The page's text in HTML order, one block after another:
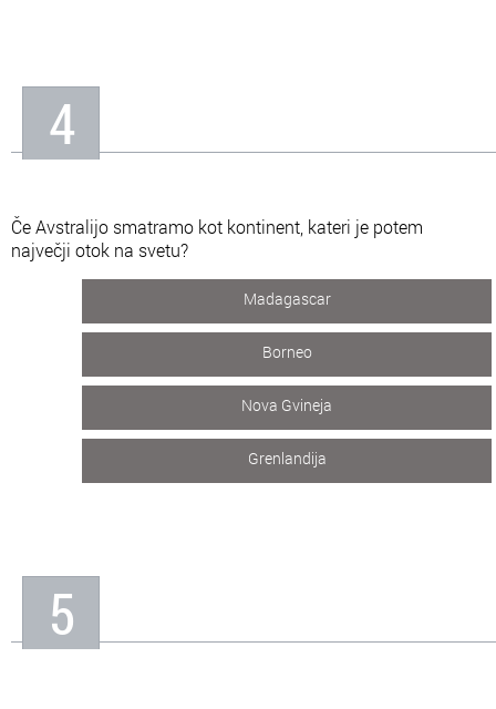
4
Če Avstralijo smatramo kot kontinent, kateri je potem
največji otok na svetu?
Madagascar
Borneo
Nova Gvineja
Grenlandija
5